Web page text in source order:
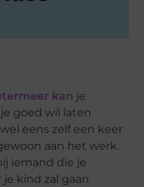
kan je
goed wil laten
eens zelf een keer
aan het werk.
iemand die je
kind zal gaan